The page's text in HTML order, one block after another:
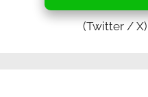
(Twitter / X)